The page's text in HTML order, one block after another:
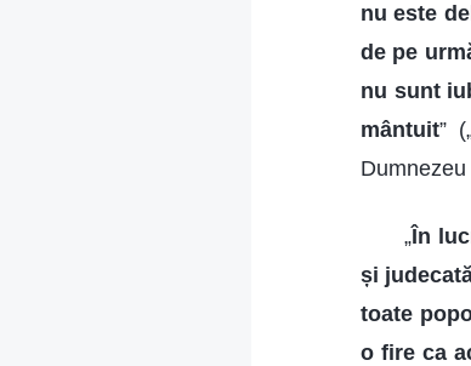
nu este
de pe
nu sunt
mântuit”
„În
și
toate
o fire ca